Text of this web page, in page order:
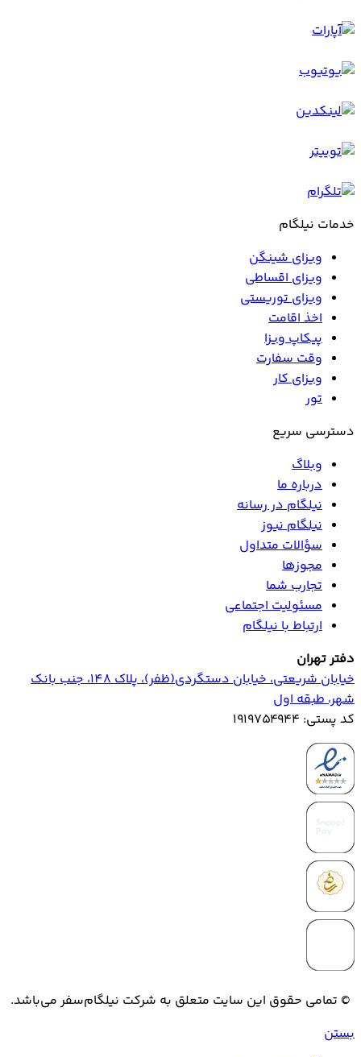
خدمات نیلگام
ویزای شینگن
ویزای اقساطی
ویزای توریستی
اخذ اقامت
پیکاپ ویزا
وقت سفارت
ویزای کار
تور
دسترسی سریع
وبلاگ
درباره ما
نیلگام در رسانه
نیلگام نیوز
سؤالات متداول
مجوزها
تجارب شما
مسئولیت اجتماعی
ارتباط با نیلگام
دفتر تهران
خیابان‌ شریعتی، خیابان‌ دستگردی(ظفر)، پلاک 148، جنب بانک
شهر، طبقه اول
کد پستی: ۱۹۱۹۷۵۴۹۴۴
© تمامی حقوق این سایت متعلق به شرکت نیلگام‌سفر می‌باشد.
بستن